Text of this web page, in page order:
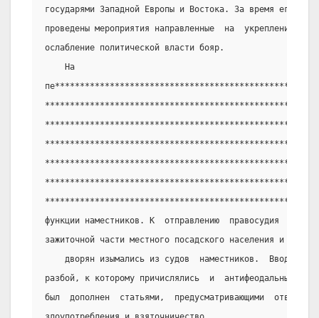
государями Западной Европы и Востока. За время его
проведены мероприятия направленные  на  укрепление
ослабление политической власти бояр.
    На
функции наместников. К  отправлению  правосудия
зажиточной части местного посадского населения и
дворян изымались из судов  наместников.  Вводилась
разбой, к которому причислялись  и  антифеодальные
был  дополнен  статьями,  предусматривающими